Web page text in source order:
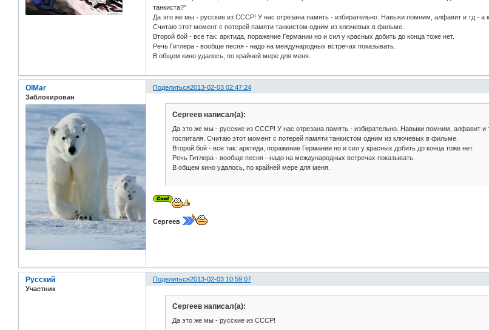
танкиста?"
Да это же мы - русские из СССР! У нас отрезана память - избирательно. Навыки помним, алфавит и тд - а
Считаю этот момент с потерей памяти танкистом одним из ключевых в фильме.
Второй бой - все так: арктида, поражение Германии но и сил у красных добить до конца тоже нет.
Речь Гитлера - вообще песня - надо на международных встречах показывать.
В общем кино удалось, по крайней мере для меня.
Поделиться2013-02-03 02:47:24
OlMar
Заблокирован
Сергеев написал(а):
Да это же мы - русские из СССР! У нас отрезана память - избирательно. Навыки помним, алфавит и
госпиталя. Считаю этот момент с потерей памяти танкистом одним из ключевых в фильме.
Второй бой - все так: арктида, поражение Германии но и сил у красных добить до конца тоже нет.
Речь Гитлера - вообще песня - надо на международных встречах показывать.
В общем кино удалось, по крайней мере для меня.
Сергеев
Поделиться2013-02-03 10:59:07
Русский
Участник
Сергеев написал(а):
Да это же мы - русские из СССР!